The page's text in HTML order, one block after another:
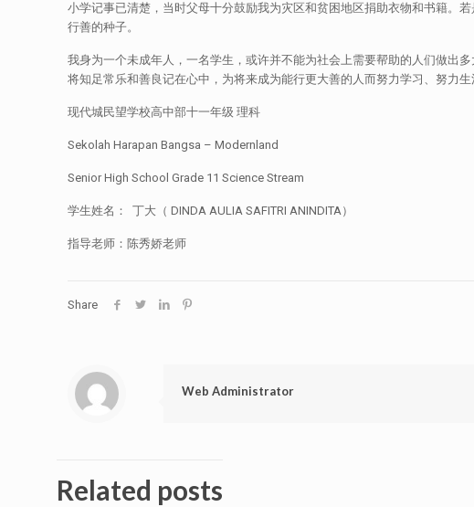
小学记事已清楚，当时父母十分鼓励我为灾区和贫困地区捐助衣物和书籍。
行善的种子。
我身为一个未成年人，一名学生，或许并不能为社会上需要帮助的人们做出
将知足常乐和善良记在心中，为将来成为能行更大善的人而努力学习、努力生
现代城民望学校高中部十一年级 理科
Sekolah Harapan Bangsa – Modernland
Senior High School Grade 11 Science Stream
学生姓名： 丁大（ DINDA AULIA SAFITRI ANINDITA）
指导老师：陈秀娇老师
Share
Web Administrator
Related posts